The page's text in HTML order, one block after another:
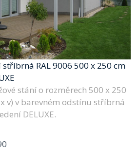
RAL 9006 500 x 250 cm
stání o rozměrech 500 x 250
v) v barevném odstínu stříbrná
DELUXE.